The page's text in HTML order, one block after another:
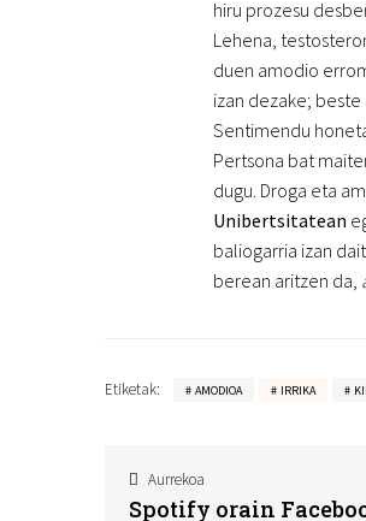
hiru prozesu
Lehena,
duen amodio
izan dezake;
Sentimendu
Pertsona bat
dugu. Droga eta
Unibertsitatean
baliogarria izan
berean aritzen da,
Etiketak: AMODIOA IRRIKA
Aurrekoa
Spotify orain